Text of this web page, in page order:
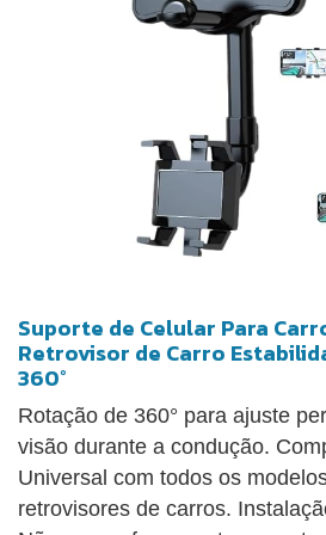
preocupações. Adaptçâo
se abrem até 8,4 cm, permitindo
diferentes tamanhos de
com GPS e Smartphones: Ideal
Waze, Google Maps e
Compatível com GPS e
usar com Waze, Google Maps
Suporte de Celular Para
Retrovisor de Carro
360°
Rotação de 360° para ajuste
visão durante a condução.
Universal com todos os
retrovisores de carros.